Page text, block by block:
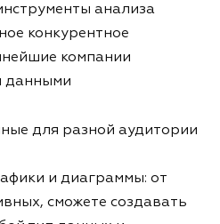
анализа
конкурентное
компании
данными
для разной аудитории
и диаграммы: от
сможете создавать